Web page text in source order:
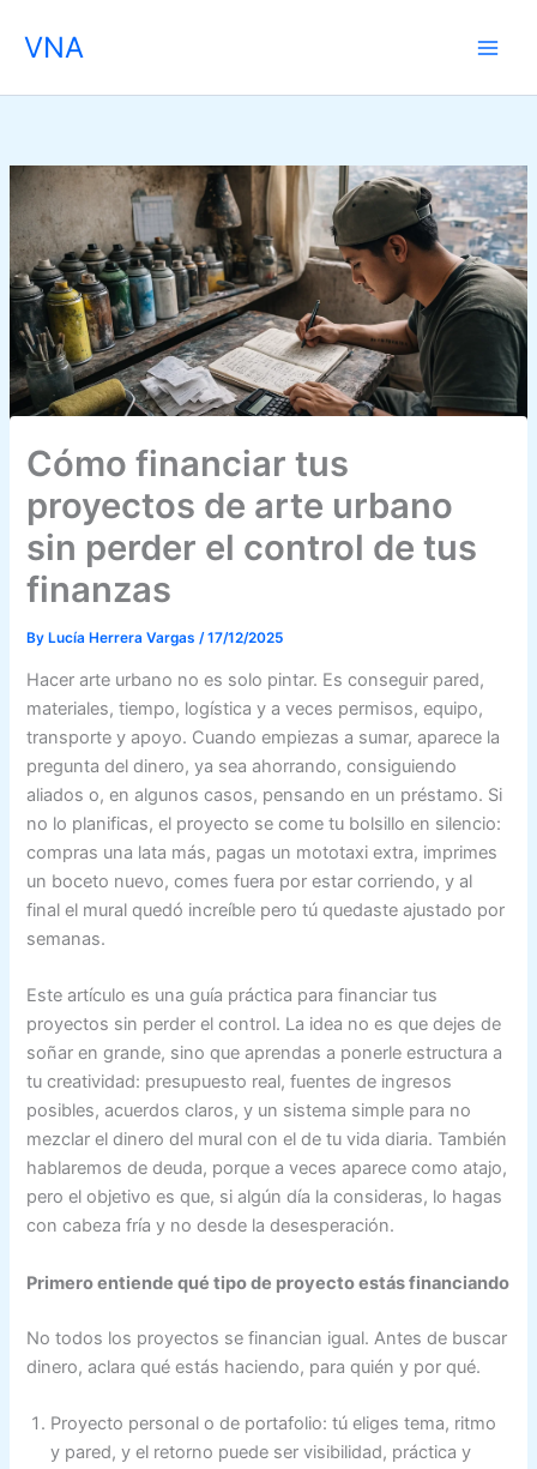
VNA
Cómo financiar tus
proyectos de arte urbano
sin perder el control de tus
finanzas
ByLucía Herrera Vargas /17/12/2025
Hacer arte urbano no es solo pintar. Es conseguir pared,
materiales, tiempo, logística y a veces permisos, equipo,
transporte y apoyo. Cuando empiezas a sumar, aparece la
pregunta del dinero, ya sea ahorrando, consiguiendo
aliados o, en algunos casos, pensando en un préstamo. Si
no lo planificas, el proyecto se come tu bolsillo en silencio:
compras una lata más, pagas un mototaxi extra, imprimes
un boceto nuevo, comes fuera por estar corriendo, y al
final el mural quedó increíble pero tú quedaste ajustado por
semanas.
Este artículo es una guía práctica para financiar tus
proyectos sin perder el control. La idea no es que dejes de
soñar en grande, sino que aprendas a ponerle estructura a
tu creatividad: presupuesto real, fuentes de ingresos
posibles, acuerdos claros, y un sistema simple para no
mezclar el dinero del mural con el de tu vida diaria. También
hablaremos de deuda, porque a veces aparece como atajo,
pero el objetivo es que, si algún día la consideras, lo hagas
con cabeza fría y no desde la desesperación.
Primero entiende qué tipo de proyecto estás financiando
No todos los proyectos se financian igual. Antes de buscar
dinero, aclara qué estás haciendo, para quién y por qué.
Proyecto personal o de portafolio: tú eliges tema, ritmo
y pared, y el retorno puede ser visibilidad, práctica y